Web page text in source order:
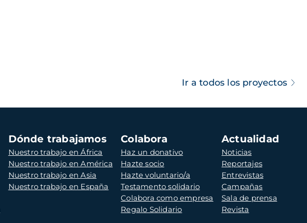
Ir a todos los proyectos
Dónde trabajamos
Nuestro trabajo en África
Nuestro trabajo en América
Nuestro trabajo en Asia
Nuestro trabajo en España
Colabora
Haz un donativo
Hazte socio
Hazte voluntario/a
Testamento solidario
Colabora como empresa
Regalo Solidario
Actualidad
Noticias
Reportajes
Entrevistas
Campañas
Sala de prensa
Revista